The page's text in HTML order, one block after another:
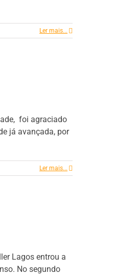
Ler mais...
foi agraciado
já avançada, por
Ler mais...
Lagos entrou a
No segundo